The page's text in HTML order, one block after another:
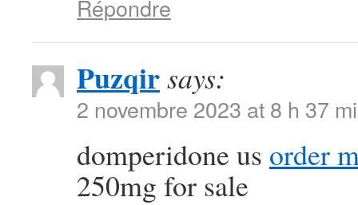
Répondre
Puzqirsays:
2 novembre 2023 at 8 h 37
domperidone us order
250mg for sale